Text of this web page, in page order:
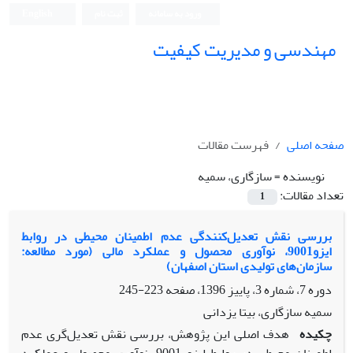
مهندسی و مدیریت کیفیت
صفحه اصلی
فهرست مقالات
نویسنده =سازگاری، سمیه
تعداد مقالات:
1
بررسی نقش تعدیل‌کنندگی عدم اطمینان محیطی در روابط
ایزو9001، نوآوری محصول و عملکرد مالی (مورد مطالعه:
سازمان‌های تولیدی استان اصفهان)
دوره 7، شماره 3، پاییز 1396، صفحه
223-245
سمیه سازگاری، بیتا یزدانی
چکیده هدف اصلی این پژوهش، بررسی نقش تعدیل‌گری عدم